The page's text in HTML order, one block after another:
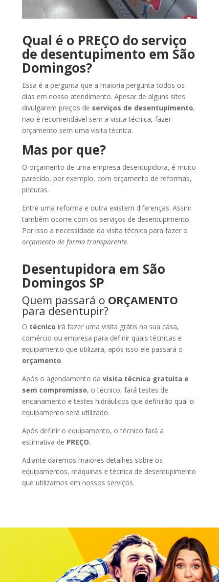
Qual é o PREÇO do serviço
de desentupimento em São
Domingos?
Essa é a pergunta que a maioria pergunta todos os
dias em nosso atendimento. Apesar de alguns sites
divulgarem preços de serviços de desentupimento,
não é recomendável sem a visita técnica, fazer
orçamento sem uma visita técnica.
Mas por que?
O orçamento de uma empresa desentupidora, é muito
parecido, por exemplo, com orçamento de reformas,
pinturas.
Entre uma reforma e outra existem diferenças. Assim
também ocorre com os serviços de desentupimento.
Por isso a necessidade da visita técnica para fazer o
orçamento de forma transparente.
Desentupidora em São
Domingos SP
Quem passará o ORÇAMENTO
para desentupir?
O técnico irá fazer uma visita grátis na sua casa,
comércio ou empresa para definir quais técnicas e
equipamento que utilizara, após isso ele passará o
orçamento.
Após o agendamento da visita técnica gratuita e
sem compromisso, o técnico, fará testes de
encanamento e testes hidráulicos que definirão qual o
equipamento será utilizado.
Após definir o equipamento, o técnico fará a
estimativa de PREÇO.
Adiante daremos maiores detalhes sobre os
equipamentos, máquinas e técnica de desentupimento
que utilizamos em nossos serviços.